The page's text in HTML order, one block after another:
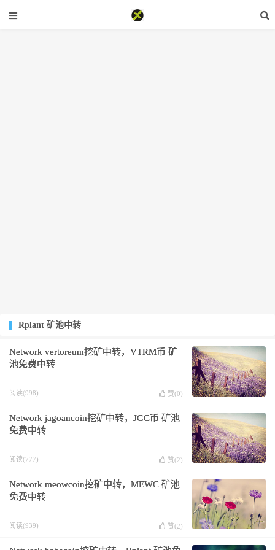
Rplant 矿池中转
Network vertoreum挖矿中转，VTRM币 矿
池免费中转
阅读(998) 赞(0)
Network jagoancoin挖矿中转，JGC币 矿池
免费中转
阅读(777) 赞(2)
Network meowcoin挖矿中转，MEWC 矿池
免费中转
阅读(939) 赞(2)